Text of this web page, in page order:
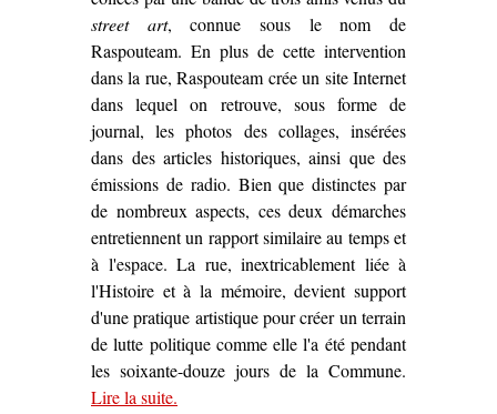
street art, connue sous le nom de
Raspouteam. En plus de cette intervention
dans la rue, Raspouteam crée un site Internet
dans lequel on retrouve, sous forme de
journal, les photos des collages, insérées
dans des articles historiques, ainsi que des
émissions de radio. Bien que distinctes par
de nombreux aspects, ces deux démarches
entretiennent un rapport similaire au temps et
à l'espace. La rue, inextricablement liée à
l'Histoire et à la mémoire, devient support
d'une pratique artistique pour créer un terrain
de lutte politique comme elle l'a été pendant
les soixante-douze jours de la Commune.
Lire la suite– ‘La Commune « marouflée » dans Paris :
.